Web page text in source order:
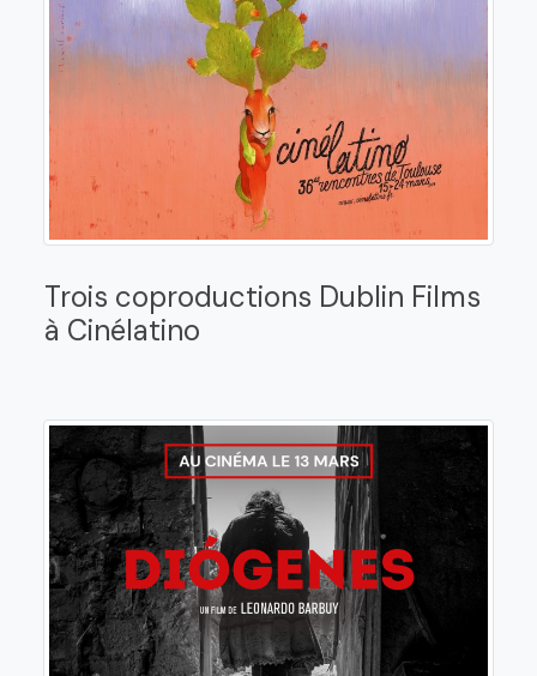
Trois coproductions Dublin Films
à Cinélatino